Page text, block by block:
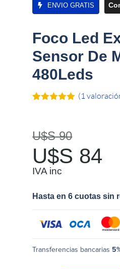
ENVIO GRATIS
Foco Led
Sensor De
480Leds
avaloración
de un
cliente
(1
U$S90
U$S 84
IVA inc
Hasta en 6 cuotas sin
Transferencias bancarias